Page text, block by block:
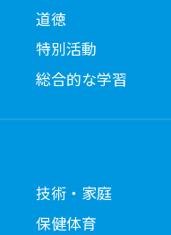
道徳
特別活動
総合的な学習
技術・家庭
保健体育